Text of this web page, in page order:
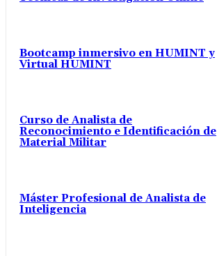
Bootcamp inmersivo en HUMINT y
Virtual HUMINT
Curso de Analista de
Reconocimiento e Identificación de
Material Militar
Máster Profesional de Analista de
Inteligencia